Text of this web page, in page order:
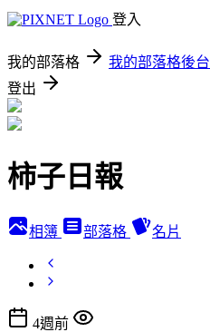
登入
我的部落格 我的部落格後台
登出
柿子日報
相簿 部落格 名片
4週前